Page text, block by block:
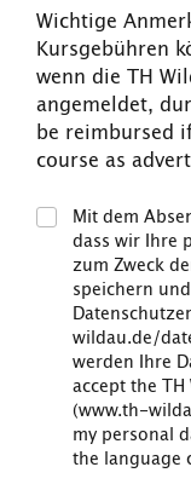
Wichtige
Kursgebühren
wenn die TH
angemeldet,
be reimbursed
course as
Mit dem
dass wir Ihre
zum Zweck
speichern
wildau.de/
werden Ihre
accept the
(www.th-
my personal
the language